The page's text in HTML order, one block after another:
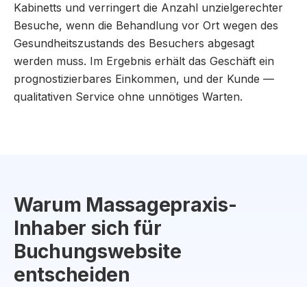
Kabinetts und verringert die Anzahl unzielgerechter
Besuche, wenn die Behandlung vor Ort wegen des
Gesundheitszustands des Besuchers abgesagt
werden muss. Im Ergebnis erhält das Geschäft ein
prognostizierbares Einkommen, und der Kunde —
qualitativen Service ohne unnötiges Warten.
Warum Massagepraxis-
Inhaber sich für
Buchungswebsite
entscheiden